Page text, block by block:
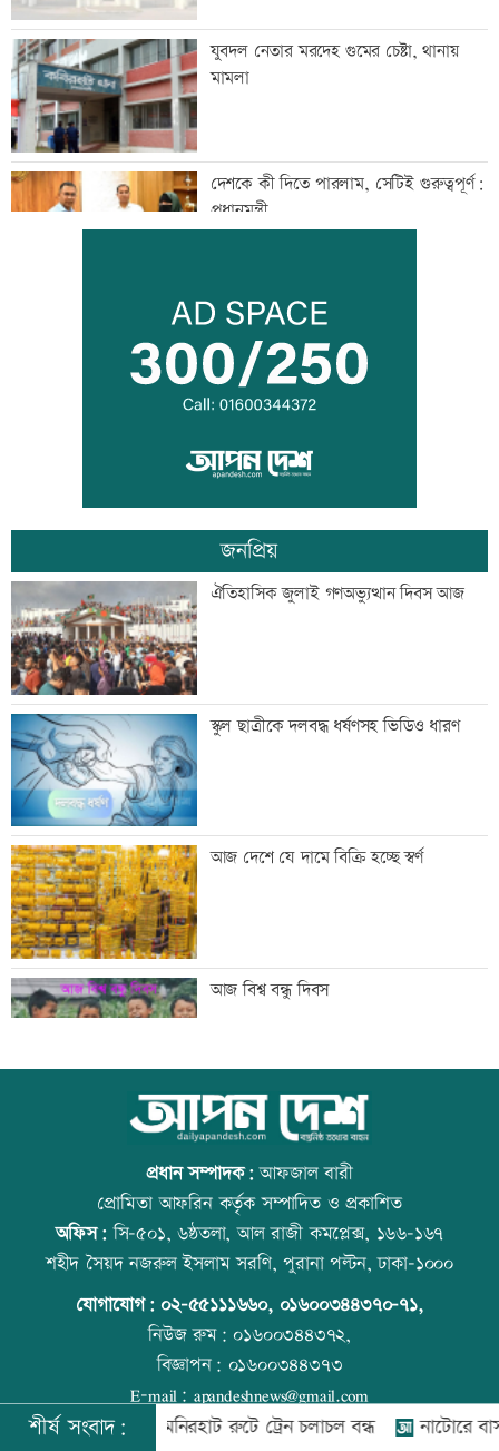
যুবদল নেতার মরদেহ গুমের চেষ্টা, থানায়
মামলা
দেশকে কী দিতে পারলাম, সেটিই গুরুত্বপূর্ণ:
প্রধানমন্ত্রী
ভেজা চুলে ঘুমাচ্ছেন? জানুন এর প্রভাব
যুক্তরাষ্ট্রে এক মাসে ৫১ হাজার অভিবাসী
গ্রেফতার
কালীগঞ্জের সেন্ট নিকোলাস চার্চ: ঐতিহ্য ও
সম্প্রীতির প্রতীক
‘শিশুদের সুস্থ বিকাশে নিয়মিত স্বাস্থ্য পরীক্ষা
গুরুত্বপূর্ণ’
মেসিকে বোমা মেরে উড়িয়ে দেয়ার হুমকি
ব্যাংক এশিয়াতে নিয়োগ বিজ্ঞপ্তি
‘শেখ হাসিনার রাজনৈতিক তৎপরতার দায়
ভারত এড়াতে পারে না’
‘আরেকটি বিশ্বকাপ খেলার সামর্থ্য নেই’
আমিরাতে ঈদে মিলাদুন্নবী ও জাতীয় দিবসের
ছুটি ঘোষণা
জনপ্রিয়
ঐতিহাসিক জুলাই গণঅভ্যুত্থান দিবস আজ
স্কুল ছাত্রীকে দলবদ্ধ ধর্ষণসহ ভিডিও ধারণ
আজ দেশে যে দামে বিক্রি হচ্ছে স্বর্ণ
আজ বিশ্ব বন্ধু দিবস
উত্থান-পতনের বাজারে আজ স্বর্ণের ভরি কত
কোরআন-হাদিসে নামাজ না পড়ার শাস্তি
আজ স্বর্ণ-রুপা যে দামে বিক্রি হচ্ছে
প্রধান সম্পাদক:আফজাল বারী
প্রোমিতা আফরিন কর্তৃক সম্পাদিত ও প্রকাশিত
অফিস:সি-৫০১, ৬ষ্ঠতলা, আল রাজী কমপ্লেক্স, ১৬৬-১৬৭
শহীদ সৈয়দ নজরুল ইসলাম সরণি, পুরানা পল্টন, ঢাকা-১০০০
যোগাযোগ: ০২-৫৫১১১৬৬০, ০১৬০০৩৪৪৩৭০-৭১,
নিউজ রুম:০১৬০০৩৪৪৩৭২,
বিজ্ঞাপন: ০১৬০০৩৪৪৩৭৩
E-mail: apandeshnews@gmail.com
শীর্ষ সংবাদ:
রংপুর-লালমনিরহাট রুটে ট্রেন চলাচল বন্ধ নাটোরে বাস-